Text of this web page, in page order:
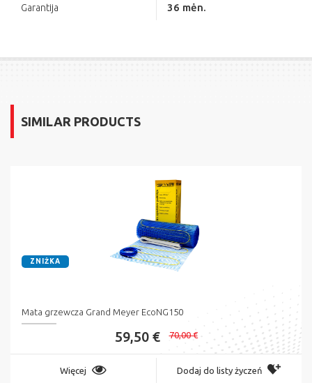
Garantija 36 mėn.
SIMILAR PRODUCTS
ZNIŻKA
Mata grzewcza Grand Meyer EcoNG150
59,50 € 70,00 €
Więcej Dodaj do listy życzeń